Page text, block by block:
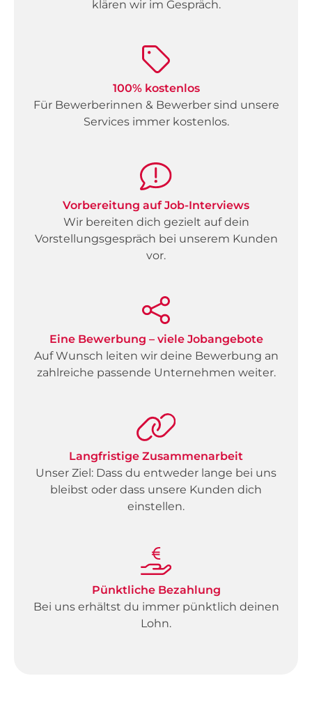
klären wir im Gespräch.
100% kostenlos
Für Bewerberinnen & Bewerber sind unsere
Services immer kostenlos.
Vorbereitung auf Job-Interviews
Wir bereiten dich gezielt auf dein
Vorstellungsgespräch bei unserem Kunden
vor.
Eine Bewerbung – viele Jobangebote
Auf Wunsch leiten wir deine Bewerbung an
zahlreiche passende Unternehmen weiter.
Langfristige Zusammenarbeit
Unser Ziel: Dass du entweder lange bei uns
bleibst oder dass unsere Kunden dich
einstellen.
Pünktliche Bezahlung
Bei uns erhältst du immer pünktlich deinen
Lohn.